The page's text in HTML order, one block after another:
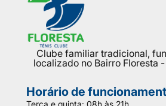
Clube familiar tradicional,
localizado no Bairro Floresta
Horário de
Terça e quinta: 08h às 21h